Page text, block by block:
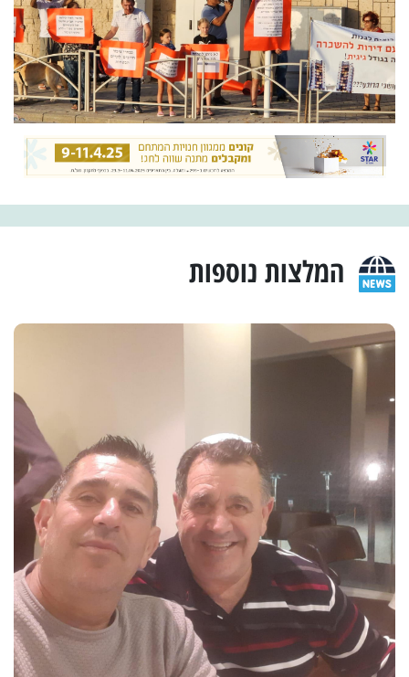
המלצות נוספות